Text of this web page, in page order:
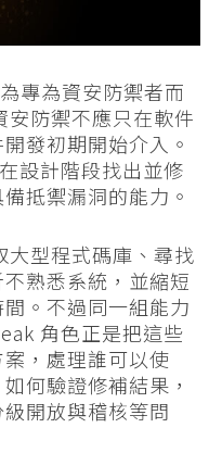
專為資安防禦者而
防禦不應只在軟件
發初期開始介入。
設計階段找出並修
抵禦漏洞的能力。
大型程式碼庫、尋找
熟悉系統，並縮短
。不過同一組能力
角色正是把這些
，處理誰可以使
何驗證修補結果，
開放與稽核等問